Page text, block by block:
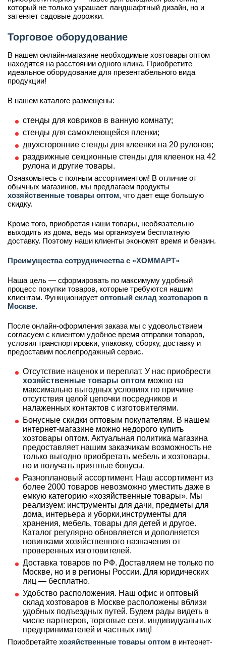
который не только украшает ландшафтный дизайн, но и
затеняет садовые дорожки.
Торговое оборудование
В нашем онлайн-магазине необходимые хозтовары оптом
находятся на расстоянии одного клика. Приобретите
идеальное оборудование для презентабельного вида
продукции!
В нашем каталоге размещены:
стенды для ковриков в ванную комнату;
стенды для самоклеющейся пленки;
двухсторонние стенды для клеенки на 20 рулонов;
раздвижные секционные стенды для клеенок на 42
рулона и другие товары.
Ознакомьтесь с полным ассортиментом! В отличие от
обычных магазинов, мы предлагаем продукты
хозяйственные товары оптом, что дает еще большую
скидку.
Кроме того, приобретая наши товары, необязательно
выходить из дома, ведь мы организуем бесплатную
доставку. Поэтому наши клиенты экономят время и бензин.
Преимущества сотрудничества с «ХОММАРТ»
Наша цель — сформировать по максимуму удобный
процесс покупки товаров, которые требуются нашим
клиентам. Функционирует оптовый склад хозтоваров в
Москве.
После онлайн-оформления заказа мы с удовольствием
согласуем с клиентом удобное время отправки товаров,
условия транспортировки, упаковку, сборку, доставку и
предоставим послепродажный сервис.
Отсутствие наценок и переплат. У нас приобрести
хозяйственные товары оптом можно на
максимально выгодных условиях по причине
отсутствия целой цепочки посредников и
налаженных контактов с изготовителями.
Бонусные скидки оптовым покупателям. В нашем
интернет-магазине можно недорого купить
хозтовары оптом. Актуальная политика магазина
предоставляет нашим заказчикам возможность не
только выгодно приобретать мебель и хозтовары,
но и получать приятные бонусы.
Разноплановый ассортимент. Наш ассортимент из
более 2000 товаров невозможно уместить даже в
емкую категорию «хозяйственные товары». Мы
реализуем: инструменты для дачи, предметы для
дома, интерьера и уборки,инструменты для
хранения, мебель, товары для детей и другое.
Каталог регулярно обновляется и дополняется
новинками хозяйственного назначения от
проверенных изготовителей.
Доставка товаров по РФ. Доставляем не только по
Москве, но и в регионы России. Для юридических
лиц — бесплатно.
Удобство расположения. Наш офис и оптовый
склад хозтоваров в Москве расположены вблизи
удобных подъездных путей. Будем рады видеть в
числе партнеров, торговые сети, индивидуальных
предпринимателей и частных лиц!
Приобретайте хозяйственные товары оптом в интернет-